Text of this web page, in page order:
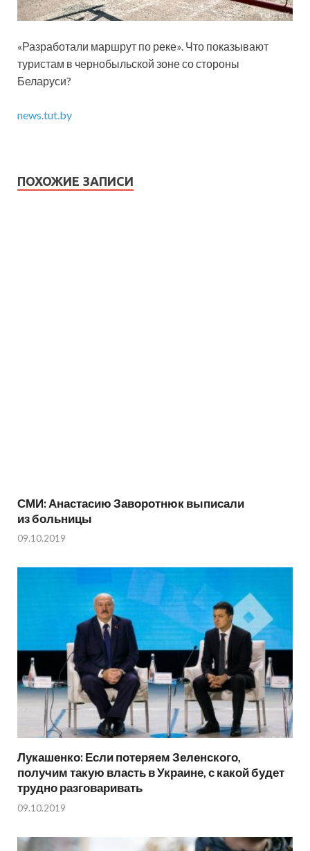
«Разработали маршрут по реке». Что показывают
туристам в чернобыльской зоне со стороны
Беларуси?
news.tut.by
ПОХОЖИЕ ЗАПИСИ
СМИ: Анастасию Заворотнюк выписали
из больницы
09.10.2019
Лукашенко: Если потеряем Зеленского,
получим такую власть в Украине, с какой будет
трудно разговаривать
09.10.2019